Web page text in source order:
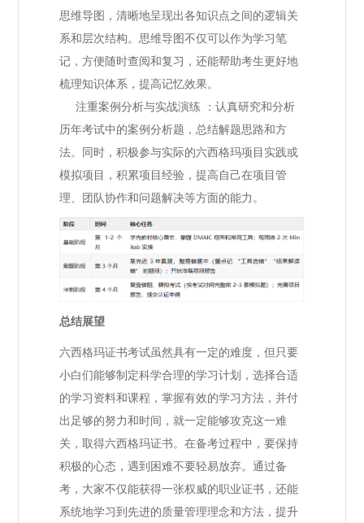
思维导图，清晰地呈现出各知识点之间的逻辑关
系和层次结构。思维导图不仅可以作为学习笔
记，方便随时查阅和复习，还能帮助考生更好地
梳理知识体系，提高记忆效果。
注重案例分析与实战演练 ：认真研究和分析
历年考试中的案例分析题，总结解题思路和方
法。同时，积极参与实际的六西格玛项目实践或
模拟项目，积累项目经验，提高自己在项目管
理、团队协作和问题解决等方面的能力。
总结展望
六西格玛证书考试虽然具有一定的难度，但只要
小白们能够制定科学合理的学习计划，选择合适
的学习资料和课程，掌握有效的学习方法，并付
出足够的努力和时间，就一定能够攻克这一难
关，取得六西格玛证书。在备考过程中，要保持
积极的心态，遇到困难不要轻易放弃。通过备
考，大家不仅能获得一张权威的职业证书，还能
系统地学习到先进的质量管理理念和方法，提升